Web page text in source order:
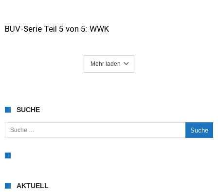
BUV-Serie Teil 5 von 5: WWK
Mehr laden
SUCHE
Suche nach:
AKTUELL